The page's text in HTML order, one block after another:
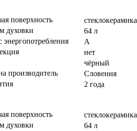
поверхность
стеклокерамика
духовки
64 л
энергопотребления
A
нет
чёрный
производитель
Словения
2 года
поверхность
стеклокерамика
духовки
64 л